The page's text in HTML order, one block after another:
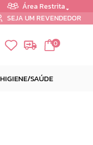
Área Restrita
SEJA UM REVENDEDOR
0
HIGIENE/SAÚDE